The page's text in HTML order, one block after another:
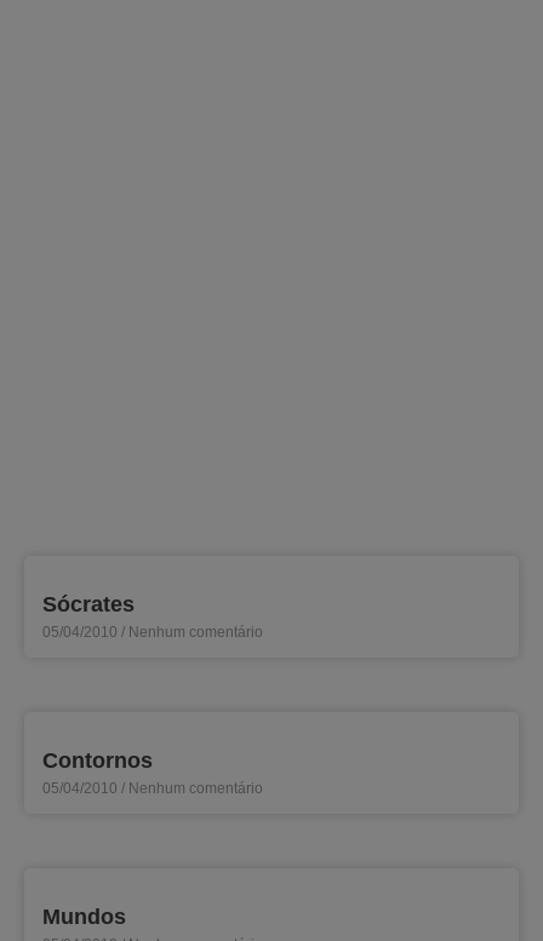
Sócrates
05/04/2010 Nenhum comentário
Contornos
05/04/2010 Nenhum comentário
Mundos